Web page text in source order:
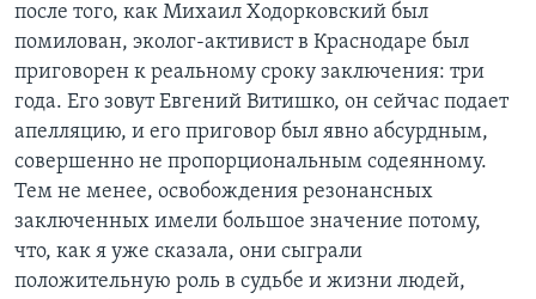
после того, как Михаил Ходорковский был
помилован, эколог-активист в Краснодаре был
приговорен к реальному сроку заключения: три
года. Его зовут Евгений Витишко, он сейчас подает
апелляцию, и его приговор был явно абсурдным,
совершенно не пропорциональным содеянному.
Тем не менее, освобождения резонансных
заключенных имели большое значение потому,
что, как я уже сказала, они сыграли
положительную роль в судьбе и жизни людей,